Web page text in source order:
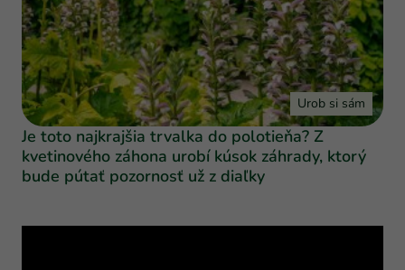
Urob si sám
Je toto najkrajšia trvalka do polotieňa? Z
kvetinového záhona urobí kúsok záhrady, ktorý
bude pútať pozornosť už z diaľky